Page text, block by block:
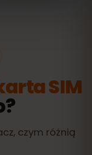
SIM
czym różnią